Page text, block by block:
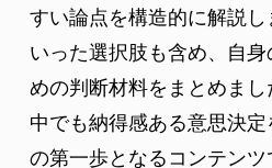
すい論点を構造的に解説し
いった選択肢も含め、自
めの判断材料をまとめま
中でも納得感ある意思決
の第一歩となるコンテンツ